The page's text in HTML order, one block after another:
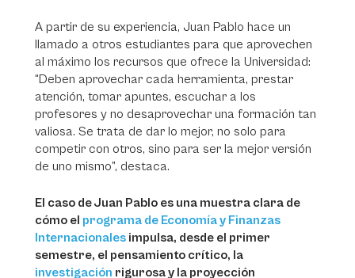
A partir de su experiencia, Juan Pablo hace un
llamado a otros estudiantes para que aprovechen
al máximo los recursos que ofrece la Universidad:
“Deben aprovechar cada herramienta, prestar
atención, tomar apuntes, escuchar a los
profesores y no desaprovechar una formación tan
valiosa. Se trata de dar lo mejor, no solo para
competir con otros, sino para ser la mejor versión
de uno mismo”, destaca.
El caso de Juan Pablo es una muestra clara de
cómo el programa de Economía y Finanzas
Internacionales impulsa, desde el primer
semestre, el pensamiento crítico, la
investigación rigurosa y la proyección